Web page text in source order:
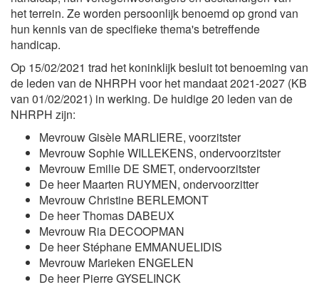
het terrein. Ze worden persoonlijk benoemd op grond van
hun kennis van de specifieke thema's betreffende
handicap.
Op 15/02/2021 trad het koninklijk besluit tot benoeming van
de leden van de NHRPH voor het mandaat 2021-2027 (KB
van 01/02/2021) in werking. De huidige 20 leden van de
NHRPH zijn:
Mevrouw Gisèle MARLIERE, voorzitster
Mevrouw Sophie WILLEKENS, ondervoorzitster
Mevrouw Emilie DE SMET, ondervoorzitster
De heer Maarten RUYMEN, ondervoorzitter
Mevrouw Christine BERLEMONT
De heer Thomas DABEUX
Mevrouw Ria DECOOPMAN
De heer Stéphane EMMANUELIDIS
Mevrouw Marieken ENGELEN
De heer Pierre GYSELINCK